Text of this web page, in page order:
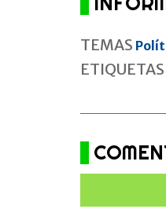
TEMAS
ETIQUETAS